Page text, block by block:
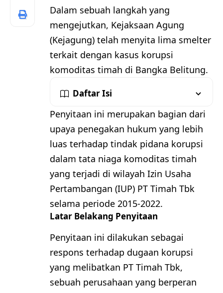
Dalam sebuah langkah yang
mengejutkan, Kejaksaan Agung
(Kejagung) telah menyita lima smelter
terkait dengan kasus korupsi
komoditas timah di Bangka Belitung.
Daftar Isi
Penyitaan ini merupakan bagian dari
upaya penegakan hukum yang lebih
luas terhadap tindak pidana korupsi
dalam tata niaga komoditas timah
yang terjadi di wilayah Izin Usaha
Pertambangan (IUP) PT Timah Tbk
selama periode 2015-2022.
Latar Belakang Penyitaan
Penyitaan ini dilakukan sebagai
respons terhadap dugaan korupsi
yang melibatkan PT Timah Tbk,
sebuah perusahaan yang berperan